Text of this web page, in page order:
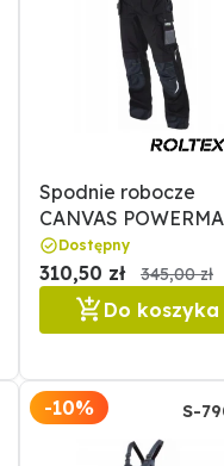
Spodnie robocze
CANVAS
roz. XL STALCO
Dostępny
310,50 zł 345,00 zł
Do koszyka
-10% S-